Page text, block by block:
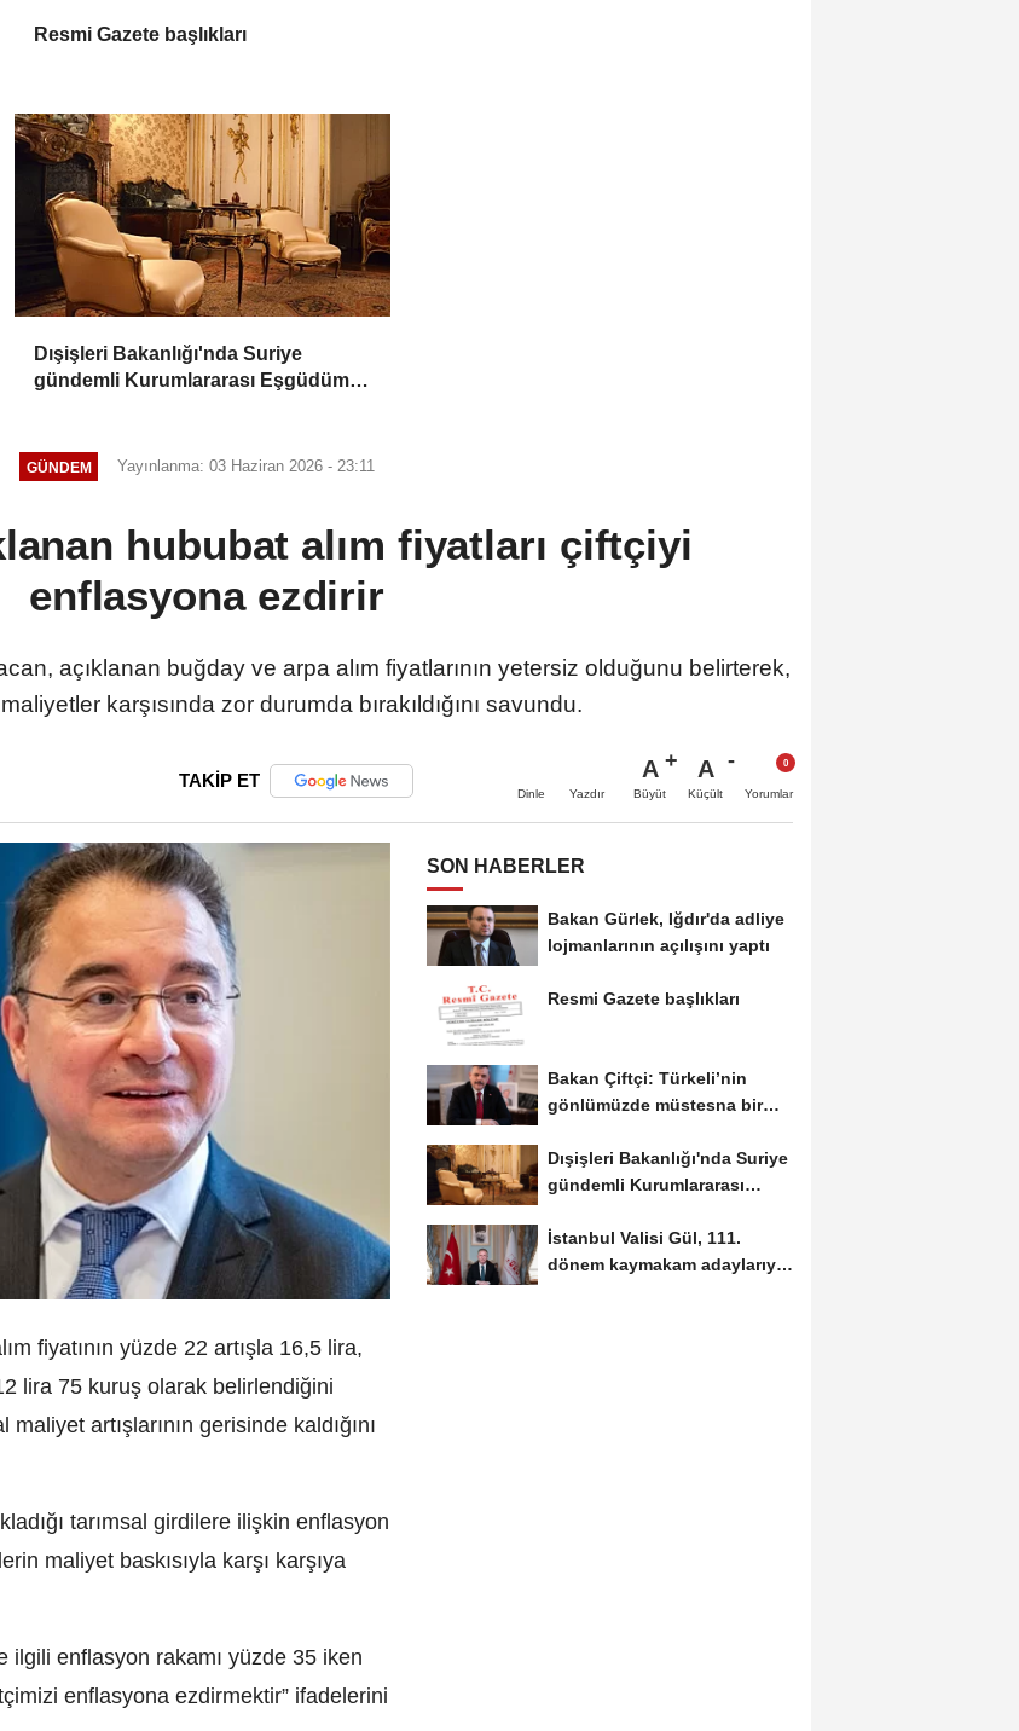
Resmi Gazete başlıkları
Dışişleri Bakanlığı'nda Suriye
gündemli Kurumlararası Eşgüdüm
GÜNDEM Yayınlanma: 03 Haziran 2026 - 23:11
hububat alım fiyatları çiftçiyi
enflasyona ezdirir
açıklanan buğday ve arpa alım fiyatlarının yetersiz olduğunu belirterek,
karşısında zor durumda bırakıldığını savundu.
TAKİP ET
Dinle Yazdır
A
Büyüt
A
Küçült Yorumlar
fiyatının yüzde 22 artışla 16,5 lira,
lira 75 kuruş olarak belirlendiğini
artışlarının gerisinde kaldığını
tarımsal girdilere ilişkin enflasyon
maliyet baskısıyla karşı karşıya
ilgili enflasyon rakamı yüzde 35 iken
enflasyona ezdirmektir” ifadelerini
SON HABERLER
Bakan Gürlek, Iğdır'da adliye
lojmanlarının açılışını yaptı
Resmi Gazete başlıkları
Bakan Çiftçi: Türkeli’nin
gönlümüzde müstesna bir
Dışişleri Bakanlığı'nda Suriye
gündemli Kurumlararası
İstanbul Valisi Gül, 111.
dönem kaymakam adaylarıyla